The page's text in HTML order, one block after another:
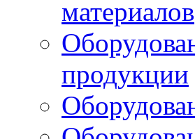
материалов
продукции